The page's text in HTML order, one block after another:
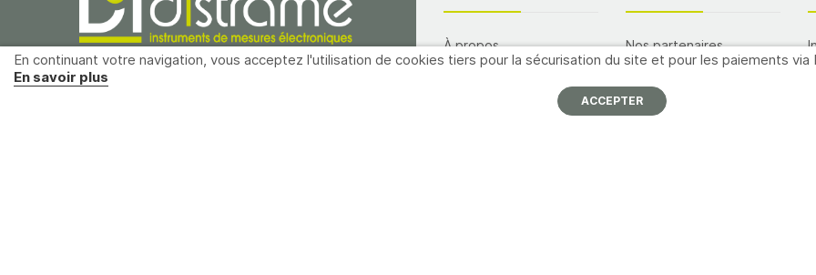
En continuant votre navigation, vous acceptez l'utilisation de cookies tiers pour la sécurisation du site et pour les paiements via
En savoir plus
ACCEPTER
À propos
Nos partenaires
Catalogues